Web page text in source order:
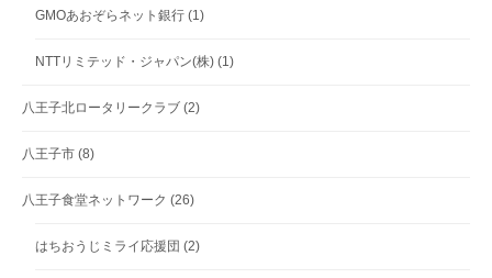
GMOあおぞらネット銀行 (1)
NTTリミテッド・ジャパン(株) (1)
八王子北ロータリークラブ (2)
八王子市 (8)
八王子食堂ネットワーク (26)
はちおうじミライ応援団 (2)